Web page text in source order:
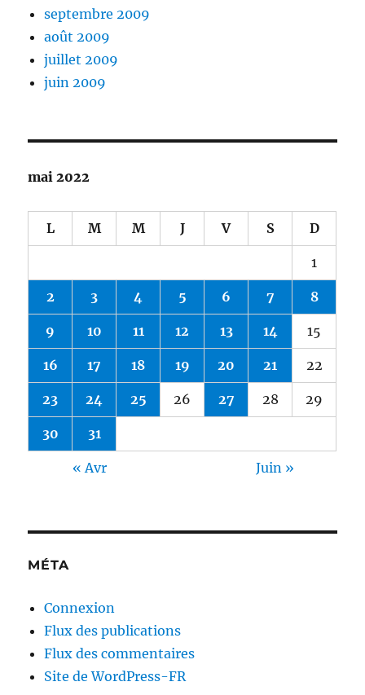
septembre 2009
août 2009
juillet 2009
juin 2009
mai 2022
L M M J V S D
1
2 3 4 5 6 7 8
9 10 11 12 13 14 15
16 17 18 19 20 21 22
23 24 25 26 27 28 29
30 31
« Avr Juin »
MÉTA
Connexion
Flux des publications
Flux des commentaires
Site de WordPress-FR